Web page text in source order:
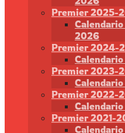
Premier 2025-
2026
Premier 2024-
Premier 2023-
Premier 2022-
Premier 2021-